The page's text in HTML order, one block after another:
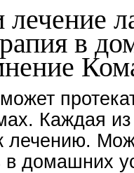
в
Каждая из
лечению.
в домашних